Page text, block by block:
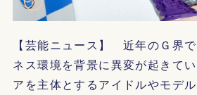
【芸能ニュース】 近年のＧ界
ネス環境を背景に異変が起きて
アを主体とするアイドルやモデ